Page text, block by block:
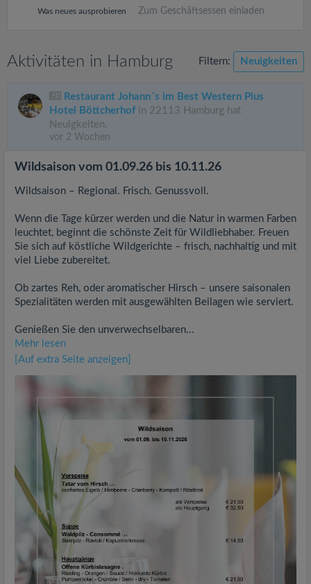
Was neues ausprobieren Zum Geschäftsessen einladen
Aktivitäten in Hamburg Filtern: Neuigkeiten
Restaurant Johann´s im Best Western Plus
Hotel Böttcherhof in 22113 Hamburg hat
Neuigkeiten.
vor 2 Wochen
Wildsaison vom 01.09.26 bis 10.11.26
Wildsaison – Regional. Frisch. Genussvoll.
Wenn die Tage kürzer werden und die Natur in warmen Farben
leuchtet, beginnt die schönste Zeit für Wildliebhaber. Freuen
Sie sich auf köstliche Wildgerichte – frisch, nachhaltig und mit
viel Liebe zubereitet.
Ob zartes Reh, oder aromatischer Hirsch – unsere saisonalen
Spezialitäten werden mit ausgewählten Beilagen wie serviert.
Genießen Sie den unverwechselbaren...
Mehr lesen
[Auf extra Seite anzeigen]